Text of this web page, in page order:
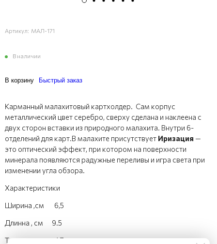
Артикул: МАЛ-171
В наличии
В корзину Быстрый заказ
Карманный малахитовый картхолдер. Сам корпус
металлический цвет серебро, сверху сделана и наклеена с
двух сторон вставки из природного малахита. Внутри 6-
отделений для карт.В малахите присутствует Иризация —
это оптический эффект, при котором на поверхности
минерала появляются радужные переливы и игра света при
изменении угла обзора.
Характеристики
Ширина ,см 6,5
Длинна , см 9.5
Толщина ,см 1,7